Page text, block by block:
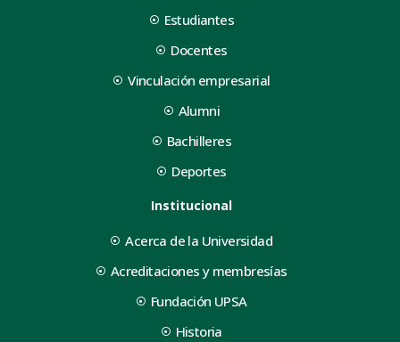
Estudiantes
Docentes
Vinculación empresarial
Alumni
Bachilleres
Deportes
Institucional
Acerca de la Universidad
Acreditaciones y membresías
Fundación UPSA
Historia